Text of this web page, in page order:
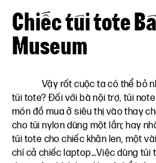
Chiếc túi tote
Museum
Vậy rốt cuộc ta có thể bỏ
túi tote? Đối với bà nội trợ, túi
món đồ mua ở siêu thị vào thay
cho túi nylon dùng một lần; hay
túi tote cho chiếc khăn len, một
chí cả chiếc laptop…Việc dùng túi